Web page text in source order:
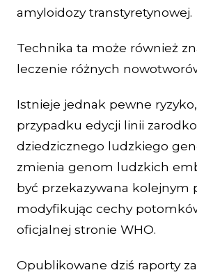
amyloidozy transtyretynowej.
Technika ta może również
leczenie różnych
Istnieje jednak pewne
przypadku edycji linii
dziedzicznego ludzkiego
zmienia genom ludzkich
być przekazywana kolejnym
modyfikując cechy
oficjalnej stronie WHO.
Opublikowane dziś raporty